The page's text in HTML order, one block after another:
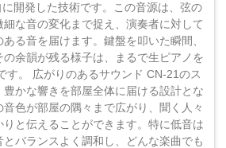
開発した技術です。この音源は、弦の
な音の変化まで捉え、演奏者に対して
る音を届けます。鍵盤を叩いた瞬間、
余韻が残る様子は、まるで生ピアノを
す。 広がりのあるサウンド CN-21のス
豊かな響きを部屋全体に届ける設計とな
色が部屋の隅々まで広がり、聞く人々
と伝えることができます。特に低音は
バランスよく調和し、どんな楽曲でも